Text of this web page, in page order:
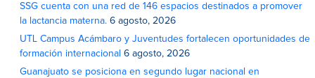
SSG cuenta con una red de 146 espacios destinados a promover
la lactancia materna. 6 agosto, 2026
UTL Campus Acámbaro y Juventudes fortalecen oportunidades de
formación internacional 6 agosto, 2026
Guanajuato se posiciona en segundo lugar nacional en